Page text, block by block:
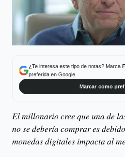
¿Te interesa este tipo de notas? Marca
preferida en Google.
Marcar como
El millonario cree que una de
no se debería comprar es
monedas digitales impacta al